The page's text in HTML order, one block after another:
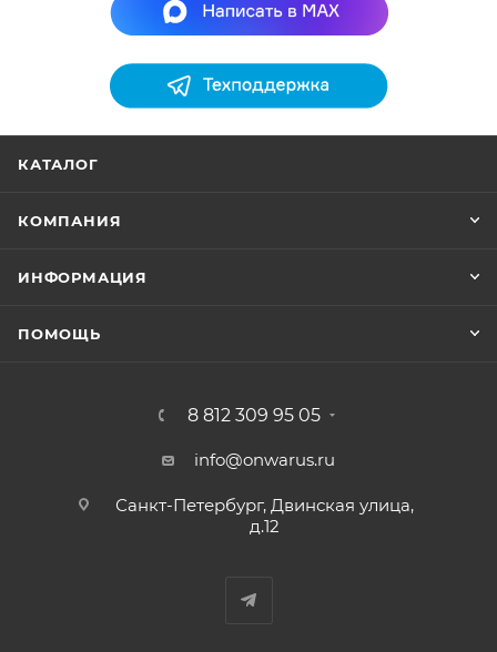
КАТАЛОГ
КОМПАНИЯ
ИНФОРМАЦИЯ
ПОМОЩЬ
8 812 309 95 05
info@onwarus.ru
Санкт-Петербург, Двинская улица,
д.12